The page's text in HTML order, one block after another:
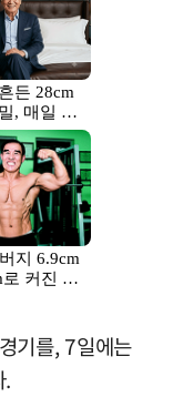
기를, 7일에는
.